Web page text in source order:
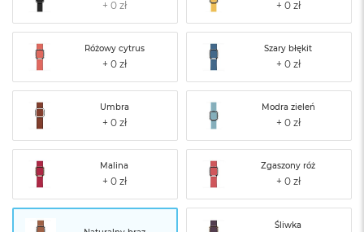
Różowy cytrus Szary błękit
Umbra Modra zieleń
Malina Zgaszony róż
Śliwka